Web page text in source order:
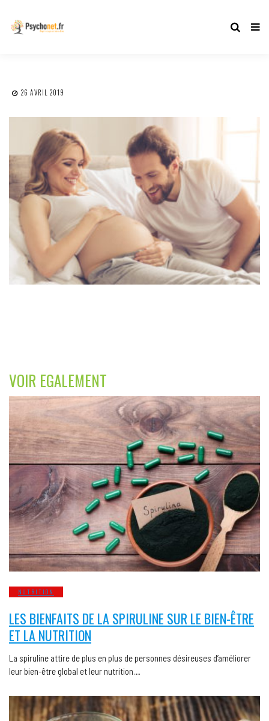
26 AVRIL 2019
VOIR EGALEMENT
NUTRITION
LES BIENFAITS DE LA SPIRULINE SUR LE BIEN-ÊTRE
ET LA NUTRITION
La spiruline attire de plus en plus de personnes désireuses d’améliorer
leur bien-être global et leur nutrition….